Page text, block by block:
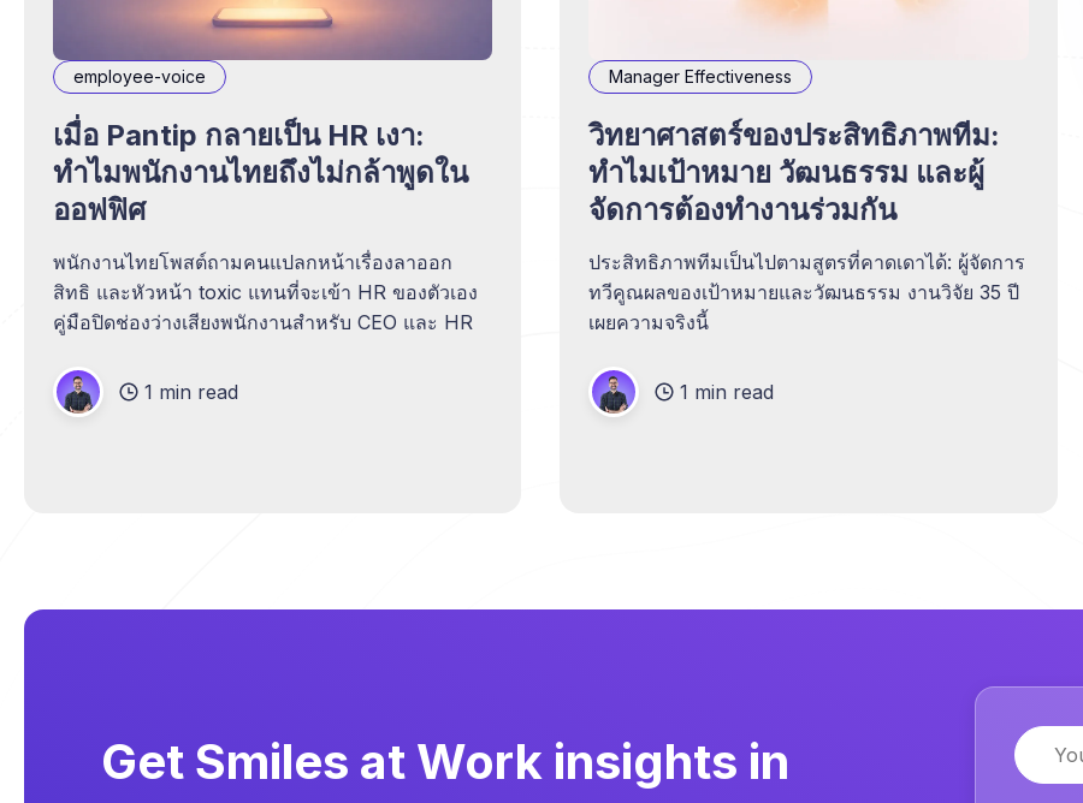
employee-voice
เมื่อ Pantip กลายเป็น HR เงา:
ทำไมพนักงานไทยถึงไม่กล้าพูดใน
ออฟฟิศ
พนักงานไทยโพสต์ถามคนแปลกหน้าเรื่องลาออก
สิทธิ และหัวหน้า toxic แทนที่จะเข้า HR ของตัวเอง
คู่มือปิดช่องว่างเสียงพนักงานสำหรับ CEO และ HR
1 min read
Manager Effectiveness
วิทยาศาสตร์ของประสิทธิภาพทีม:
ทำไมเป้าหมาย วัฒนธรรม และผู้
จัดการต้องทำงานร่วมกัน
ประสิทธิภาพทีมเป็นไปตามสูตรที่คาดเดาได้: ผู้จัดการ
ทวีคูณผลของเป้าหมายและวัฒนธรรม งานวิจัย 35 ปี
เผยความจริงนี้
1 min read
Get Smiles at Work insights in
Name